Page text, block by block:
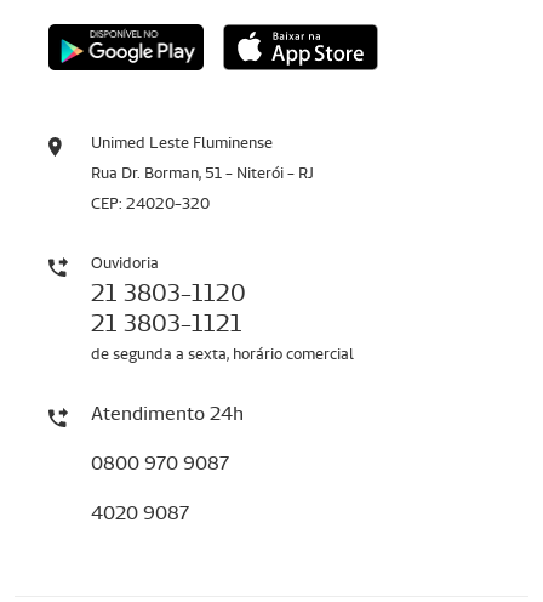
Unimed Leste Fluminense
Rua Dr. Borman, 51 - Niterói - RJ
CEP: 24020-320
Ouvidoria
21 3803-1120
21 3803-1121
de segunda a sexta, horário comercial
Atendimento 24h
0800 970 9087
4020 9087